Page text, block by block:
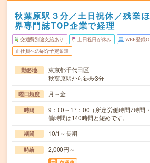
秋葉原駅３分／土日祝休／残業
界専門誌TOP企業で経理
交通費別途支給あり 土日祝日が休み WEB登録
正社員への紹介予定派遣
勤務地
東京都千代田区
秋葉原駅から徒歩3分
曜日頻度 月～金
時間
9：00～17：00（所定労働時間7時間
働時間は140時間と短めです。
期間 10/1～長期
時給 2,000円～